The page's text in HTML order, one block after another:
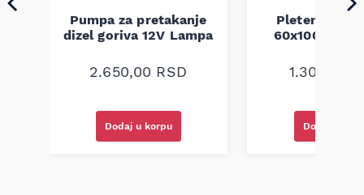
Pumpa za pretakanje
dizel goriva 12V Lampa
2.650,00 RSD
Dodaj u korpu
Pletenica
60x100
1.300,00
Dodaj u